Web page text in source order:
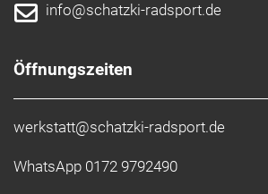
info@schatzki-radsport.de
Öffnungszeiten
werkstatt@schatzki-radsport.de
WhatsApp 0172 9792490